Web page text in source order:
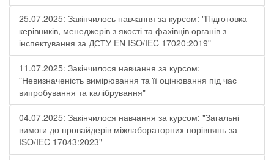
25.07.2025: Закінчилось навчання за курсом: "Підготовка
керівників, менеджерів з якості та фахівців органів з
інспектування за ДСТУ EN ISO/IEC 17020:2019"
11.07.2025: Закінчилося навчання за курсом:
"Невизначеність вимірювання та її оцінювання під час
випробування та калібрування"
04.07.2025: Закінчилося навчання за курсом: "Загальні
вимоги до провайдерів міжлабораторних порівнянь за
ISO/IEC 17043:2023"